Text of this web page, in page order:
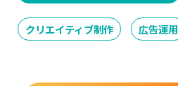
クリエイティブ制作 広告運用